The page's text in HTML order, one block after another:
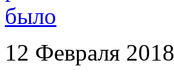
12 Февраля 2018